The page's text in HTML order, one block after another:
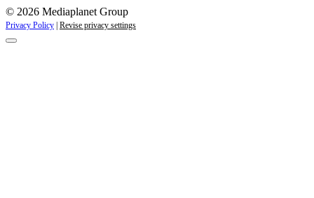
© 2026 Mediaplanet Group
Privacy Policy Revise privacy settings